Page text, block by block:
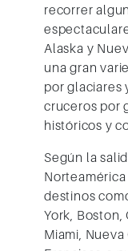
recorrer
Alaska y
una gran
por glaciares
cruceros por
históricos y
Según la
destinos
York, Boston,
Miami,